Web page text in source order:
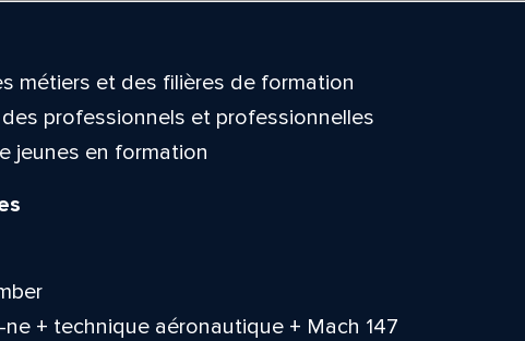
métiers et des filières de formation
professionnels et professionnelles
jeunes en formation
ne + technique aéronautique + Mach 147